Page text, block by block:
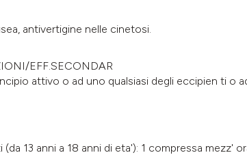
antivertigine nelle cinetosi.
EFF.SECONDAR
attivo o ad uno qualsiasi degli eccipien ti o
13 anni a 18 anni di eta'): 1 compressa mezz'